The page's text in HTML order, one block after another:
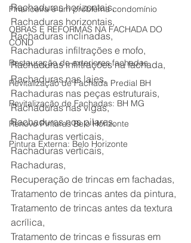
Financeira é um problema condomínio
OBRAS E REFORMAS NA FACHADA DO
COND
Restauração de exteriores fachadas
Revitalização de Fachada Predial BH
Revitalização de Fachadas: BH MG
Renovo Pinturas Belo Horizonte
Pintura Externa: Belo Horizonte
Rachaduras horizontais,
Rachaduras horizontais,
Rachaduras inclinadas,
Rachaduras infiltrações e mofo,
Rachaduras infiltrações na fachada,
Rachaduras nas lajes,
Rachaduras nas peças estruturais,
Rachaduras nas vigas,
Rachaduras nos pilares,
Rachaduras verticais,
Rachaduras verticais,
Rachaduras,
Recuperação de trincas em fachadas,
Tratamento de trincas antes da pintura,
Tratamento de trincas antes da textura
acrílica,
Tratamento de trincas e fissuras em